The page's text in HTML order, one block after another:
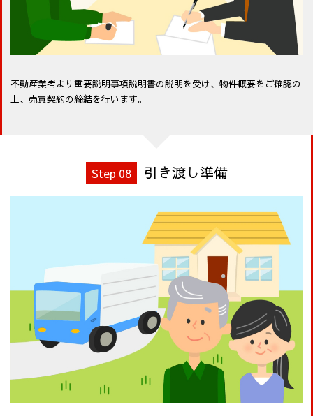
不動産業者より重要説明事項説明書の説明を受け、物件概要をご確認の
上、売買契約の締結を行います。
Step 08 引き渡し準備